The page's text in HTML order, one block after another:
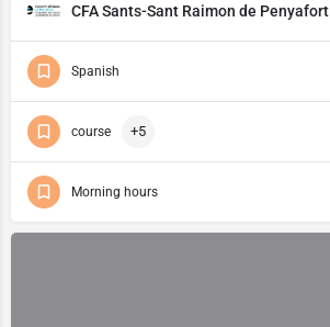
CFA Sants-Sant Raimon de Penyafort
Spanish
course +5
Morning hours